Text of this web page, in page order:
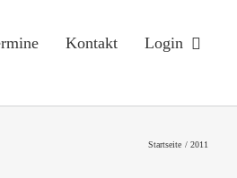
Kontakt Login
Startseite 2011